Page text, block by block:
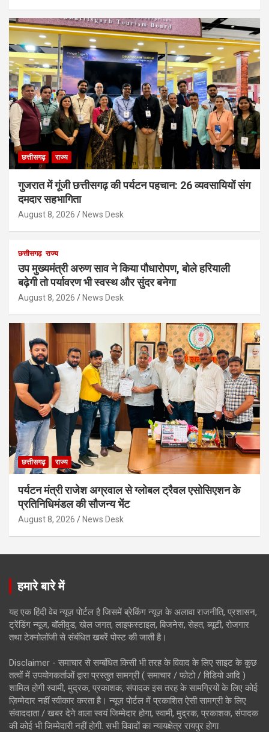
छत्तीसगढ़ राज्य
गुजरात में गूंजी छत्तीसगढ़ की पर्यटन पहचान: 26 व्यवसायियों संग
दमदार सहभागिता
August 8, 2026 News Desk
छत्तीसगढ़ राज्य
उप मुख्यमंत्री अरुण साव ने किया पौधारोपण, बोले हरियाली
बढ़ेगी तो पर्यावरण भी स्वस्थ और सुंदर बनेगा
August 8, 2026 News Desk
छत्तीसगढ़ राज्य
पर्यटन मंत्री राजेश अग्रवाल से ग्लोबल ट्रैवल एसोसिएशन के
प्रतिनिधिमंडल की सौजन्य भेंट
August 8, 2026 News Desk
हमारे बारे में
यह एक हिंदी वेब न्यूज़ पोर्टल है जिसमें ब्रेकिंग न्यूज़ के अलावा राजनीति, प्रशासन,
ट्रेंडिंग न्यूज, बॉलीवुड, खेल जगत, लाइफस्टाइल, बिजनेस, सेहत, ब्यूटी, रोजगार
तथा टेक्नोलॉजी से संबंधित खबरें पोस्ट की जाती है।
Disclaimer - समाचार से सम्बंधित किसी भी तरह के विवाद के लिए साइट के कुछ
तत्वों में उपयोगकर्ताओं द्वारा प्रस्तुत सामग्री ( समाचार / फोटो / विडियो आदि )
शामिल होगी स्वामी, मुद्रक, प्रकाशक, संपादक इस तरह के सामग्रियों के लिए कोई
ज़िम्मेदार नहीं स्वीकार करता है। न्यूज़ पोर्टल में प्रकाशित ऐसी सामग्री के लिए
संवाददाता / खबर देने वाला स्वयं जिम्मेदार होगा, स्वामी, मुद्रक, प्रकाशक, संपादक
की कोई भी जिम्मेदारी नहीं होगी. सभी विवादों का न्यायक्षेत्र रायपुर होगा